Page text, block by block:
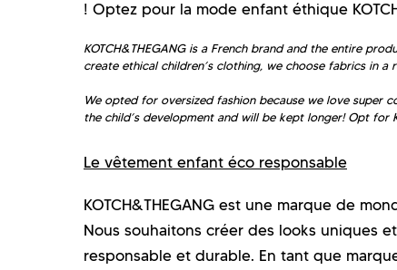
! Optez pour la mode enfant éthique
KOTCH&THEGANG is a French brand and the entire
create ethical children’s clothing, we choose fabrics in
We opted for oversized fashion because we love
the child’s development and will be kept longer! Opt for
Le vêtement enfant éco responsable
KOTCH&THEGANG est une marque de
Nous souhaitons créer des looks uniques
responsable et durable. En tant que